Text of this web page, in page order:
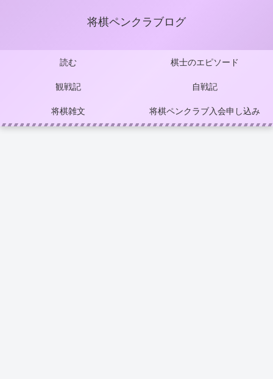
将棋ペンクラブログ
読む 棋士のエピソード
観戦記 自戦記
将棋雑文 将棋ペンクラブ入会申し込み